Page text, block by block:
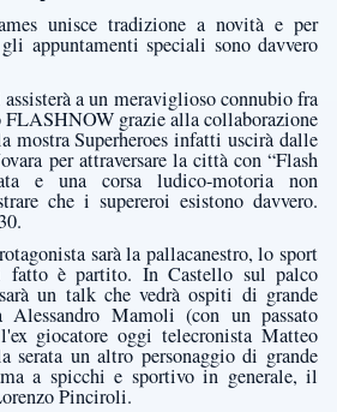
unisce tradizione a novità e per
appuntamenti speciali sono davvero
a un meraviglioso connubio fra
FLASHNOW grazie alla collaborazione
mostra Superheroes infatti uscirà dalle
per attraversare la città con “Flash
e una corsa ludico-motoria non
che i supereroi esistono davvero.
sarà la pallacanestro, lo sport
fatto è partito. In Castello sul palco
un talk che vedrà ospiti di grande
Alessandro Mamoli (con un passato
giocatore oggi telecronista Matteo
serata un altro personaggio di grande
a spicchi e sportivo in generale, il
Pinciroli.